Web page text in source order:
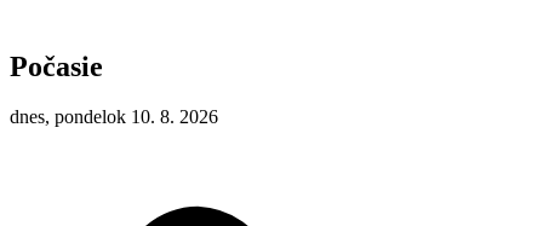
Počasie
dnes, pondelok 10. 8. 2026